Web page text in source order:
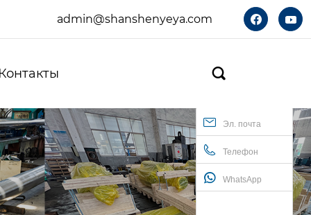
admin@shanshenyeya.com  
Контакты 
Эл. почта
Телефон
WhatsApp